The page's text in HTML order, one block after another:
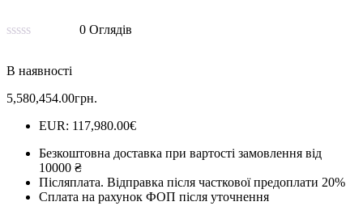
0
5
0 Оглядів
В наявності
5,580,454.00грн.
EUR: 117,980.00€
Безкоштовна доставка при вартості замовлення від
10000 ₴
Післяплата. Відправка після часткової предоплати 20%
Сплата на рахунок ФОП після уточнення